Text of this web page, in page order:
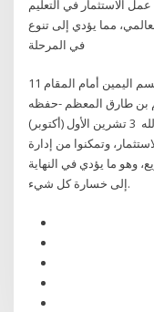
عمل الاستثمار في التعليم
مما يؤدي إلى تنوع
في المرحلة
11 حزيران (يونيو) 2020 العمانية-أثير أدى قسم اليمين أمام المقام
بن طارق المعظم -حفظه
الله ورعاه - معالي عبدالسلام بن محمد بن عبدالله 3 تشرين الأول (أكتوبر)
وتمكنوا من إدارة
وهو ما يؤدي في النهاية
إلى خسارة كل شيء.